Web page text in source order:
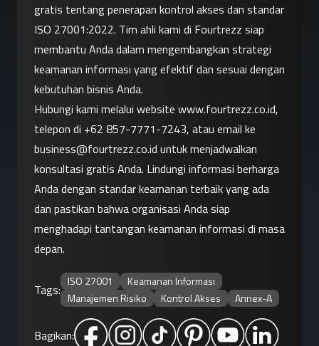
gratis tentang penerapan kontrol akses dan standar
ISO 27001:2022. Tim ahli kami di Fourtrezz siap
membantu Anda dalam mengembangkan strategi
keamanan informasi yang efektif dan sesuai dengan
kebutuhan bisnis Anda.
Hubungi kami melalui website www.fourtrezz.co.id,
telepon di +62 857-7771-7243
business@fourtrezz.co.id untuk menjadwalkan
konsultasi gratis Anda. Lindungi informasi berharga
Anda dengan standar keamanan terbaik yang ada
dan pastikan bahwa organisasi Anda siap
menghadapi tantangan keamanan informasi di masa
depan.
Tags:
ISO 27001
Keamanan Informasi
Manajemen Risiko
Kontrol Akses Annex-A
Bagikan: